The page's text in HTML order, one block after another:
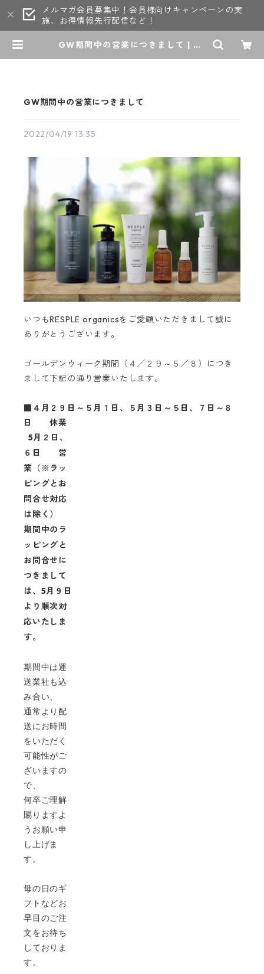
メルマガ会員募集中！会員様向けキャンペーンの実
施、お得情報先行配信など！
GW期間中の営業につきまして | RE
GW期間中の営業につきまして
2022/04/19 13:35
いつもRESPLE organicsをご愛顧いただきまして誠に
ありがとうございます。
ゴールデンウィーク期間（４／２９～５／８）につき
まして下記の通り営業いたします。
■４月２９日～５月１日、５月３日～５日、７日～８
日 休業
5月２日、
６日 営
業（※ラッ
ピングとお
問合せ対応
は除く）
期間中のラ
ッピングと
お問合せに
つきまして
は、5月９日
より順次対
応いたしま
す。
期間中は運
送業社も込
み合い、
通常より配
送にお時間
をいただく
可能性がご
ざいますの
で、
何卒ご理解
賜りますよ
うお願い申
し上げま
す。
母の日のギ
フトなどお
早目のご注
文をお待ち
しておりま
す。